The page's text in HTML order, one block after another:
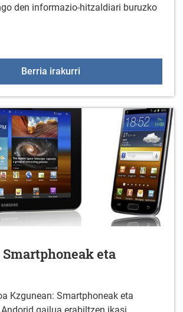
den informazio-hitzaldiari buruzko
Berria irakurri
eta
Kzgunean: Smartphoneak eta